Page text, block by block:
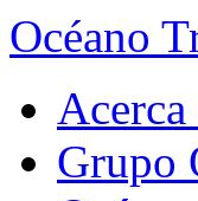
Océano
Acerca
Grupo